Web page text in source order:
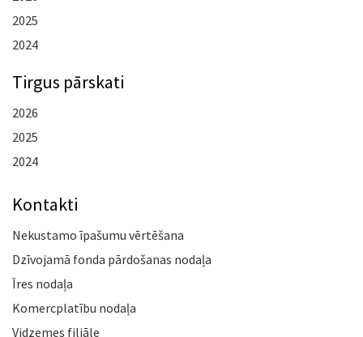
2025
2024
Tirgus pārskati
2026
2025
2024
Kontakti
Nekustamo īpašumu vērtēšana
Dzīvojamā fonda pārdošanas nodaļa
Īres nodaļa
Komercplatību nodaļa
Vidzemes filiāle